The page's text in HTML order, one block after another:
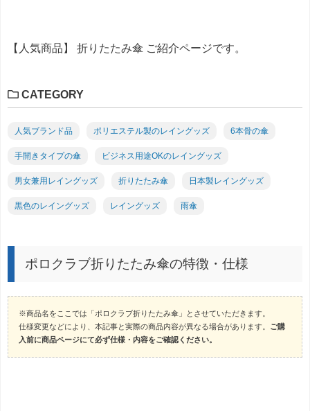
【人気商品】 折りたたみ傘 ご紹介ページです。
CATEGORY
人気ブランド品 ポリエステル製のレイングッズ 6本骨の傘
手開きタイプの傘 ビジネス用途OKのレイングッズ
男女兼用レイングッズ 折りたたみ傘 日本製レイングッズ
黒色のレイングッズ レイングッズ 雨傘
ポロクラブ折りたたみ傘の特徴・仕様
※商品名をここでは「ポロクラブ折りたたみ傘」とさせていただきます。
仕様変更などにより、本記事と実際の商品内容が異なる場合があります。 ご購
入前に商品ページにて必ず仕様・内容をご確認ください。